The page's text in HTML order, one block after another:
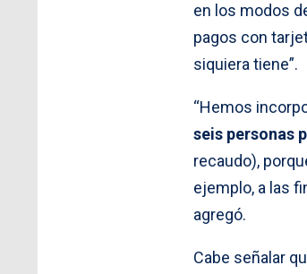
en los modos
pagos con
siquiera tiene”.
“Hemos
seis personas
recaudo),
ejemplo, a las
agregó.
Cabe señalar